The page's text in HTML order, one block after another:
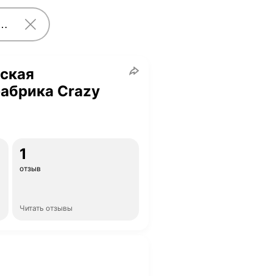
Crazy
1
отзыв
Читать отзывы